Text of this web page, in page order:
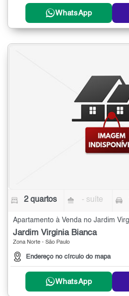
WhatsApp
2 quartos - suíte
Jardim Virginia Bianca
Zona Norte - São Paulo
Endereço no círculo do mapa
WhatsApp